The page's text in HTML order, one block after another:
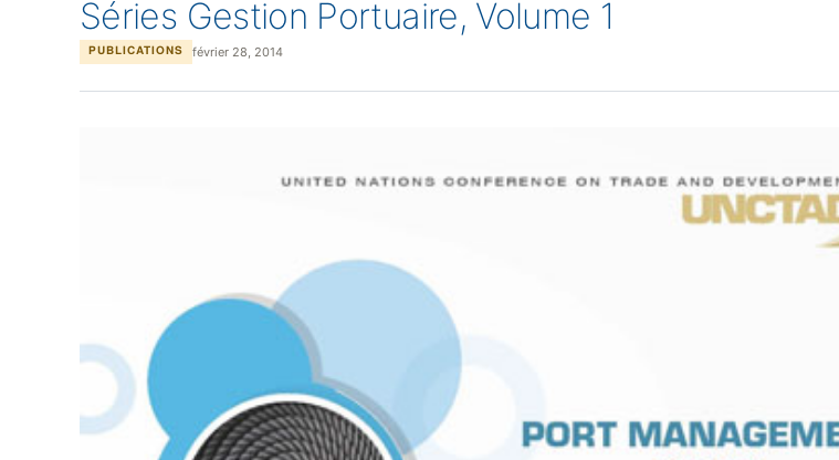
Séries Gestion Portuaire, Volume 1
PUBLICATIONS février 28, 2014